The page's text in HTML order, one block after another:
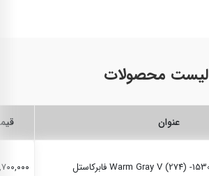
لیست محصولات
عنوان
۲,۷۰۰,۰۰۰